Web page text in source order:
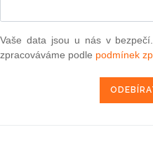
dárek Vám zašleme
pracuje většina právníků z
řešili otázku přechodu na
Vaše data jsou u nás v
zpracováváme podle podmínek